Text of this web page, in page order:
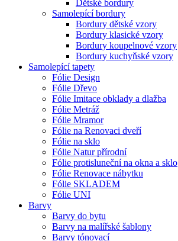
Dětské bordury
Samolepící bordury
Bordury dětské vzory
Bordury klasické vzory
Bordury koupelnové vzory
Bordury kuchyňské vzory
Samolepící tapety
Fólie Design
Fólie Dřevo
Fólie Imitace obklady a dlažba
Fólie Metráž
Fólie Mramor
Fólie na Renovaci dveří
Fólie na sklo
Fólie Natur přírodní
Fólie protisluneční na okna a sklo
Fólie Renovace nábytku
Fólie SKLADEM
Fólie UNI
Barvy
Barvy do bytu
Barvy na malířské šablony
Barvy tónovací